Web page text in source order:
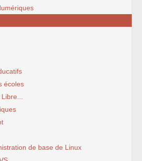
écoles
de base de Linux